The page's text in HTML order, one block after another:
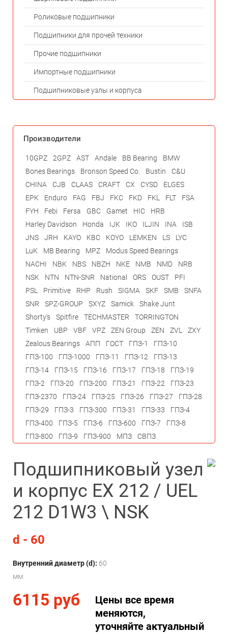
Подшипниковый узел
и корпус EX 212 / UEL
212 D1W3 \ NSK
d - 60
Внутренний диаметр (d): 60
мм.
6115 руб
Цены все время
меняются,
уточняйте актуальный
Роликовые подшипники
Подшипники для прочей техники
Прочие подшипники
Импортные подшипники
Подшипниковые узлы и корпуса
Производители
10GPZ 2GPZ AST Andale BB Bearing
BMW
Bones Bearings
Bronson Speed Co. Bustin
C&U
CHINA
CJB CLAAS CRAFT CX CYSD
ELGES
EPK
Enduro FAG FBJ FKC FKD FKL FLT
FSA
FYH
Febi Fersa GBC Gamet HIC
HRB
Harley Davidson
Honda IJK IKO ILJIN INA
ISB
JNS
JRH KAYO KBC KOYO LEMKEN LS
LYC
LuK
MB Bearing MPZ
Modus Speed Bearings
NACHI
NBK NBS NBZH NKE NMB NMD
NRB
NSK
NTN NTN-SNR National ORS OUST
PFI
PSL
Primitive RHP Rush SIGMA SKF SMB
SNFA
SNR
SPZ-GROUP SXYZ Samick
Shake Junt
Shorty's
Spitfire TECHMASTER
TORRINGTON
Timken
UBP VBF VPZ ZEN Group ZEN ZVL
ZXY
Zealous Bearings
АПП ГОСТ ГПЗ-1
ГПЗ-10
ГПЗ-100
ГПЗ-1000 ГПЗ-11 ГПЗ-12
ГПЗ-13
ГПЗ-14
ГПЗ-15 ГПЗ-16 ГПЗ-17 ГПЗ-18
ГПЗ-19
ГПЗ-2
ГПЗ-20 ГПЗ-200 ГПЗ-21 ГПЗ-22
ГПЗ-23
ГПЗ-2370
ГПЗ-24 ГПЗ-25 ГПЗ-26 ГПЗ-27
ГПЗ-28
ГПЗ-29
ГПЗ-3 ГПЗ-300 ГПЗ-31 ГПЗ-33
ГПЗ-4
ГПЗ-400
ГПЗ-5 ГПЗ-6 ГПЗ-600 ГПЗ-7
ГПЗ-8
ГПЗ-800
ГПЗ-9 ГПЗ-900 МПЗ СВПЗ